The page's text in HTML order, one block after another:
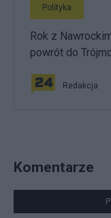
Polityka
Rok z
powrót do
Redakcja
Komentarze